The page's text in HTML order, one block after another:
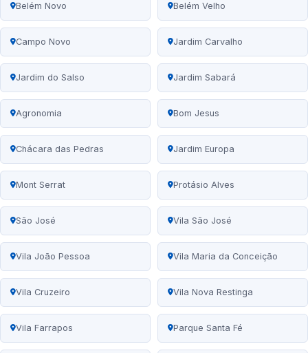
Belém Novo Belém Velho
Campo Novo Jardim Carvalho
Jardim do Salso Jardim Sabará
Agronomia Bom Jesus
Chácara das Pedras Jardim Europa
Mont Serrat Protásio Alves
São José Vila São José
Vila João Pessoa Vila Maria da Conceição
Vila Cruzeiro Vila Nova Restinga
Vila Farrapos Parque Santa Fé